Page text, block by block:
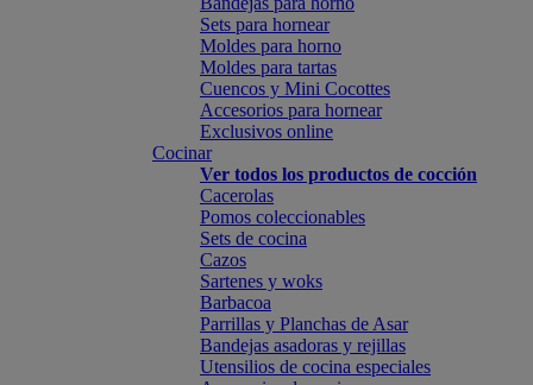
Sets para hornear
Moldes para horno
Moldes para tartas
Cuencos y Mini Cocottes
Accesorios para hornear
Exclusivos online
Cocinar
Ver todos los productos de cocción
Cacerolas
Pomos coleccionables
Sets de cocina
Cazos
Sartenes y woks
Barbacoa
Parrillas y Planchas de Asar
Bandejas asadoras y rejillas
Utensilios de cocina especiales